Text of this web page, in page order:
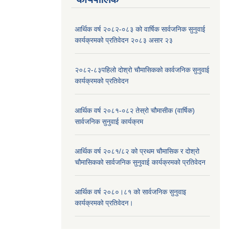
आर्थिक वर्ष २०८२-०८३ को वार्षिक सार्वजनिक सुनुवाई
कार्यक्रमको प्रतिवेदन २०८३ असार २३
२०८२-८३पहिलो दोश्रो चौमासिकको कार्वजनिक सुनुवाई
कार्यक्रमको प्रतिवेदन
आर्थिक वर्ष २०८१-०८२ तेस्रो चौमासीक (वार्षिक)
सार्वजनिक सुनुवाई कार्यक्रम
आर्थिक वर्ष २०८१/८२ को प्रथम चौमासिक र दोश्रो
चौमासिकको सार्वजनिक सुनुवाई कार्यक्रमको प्रतिवेदन
आर्थिक वर्ष २०८०।८१ को सार्वजनिक सुनुवाइ
कार्यक्रमको प्रतिवेदन।